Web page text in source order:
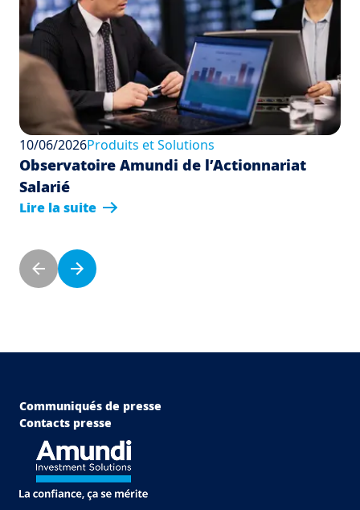
10/06/2026Produits et Solutions
Observatoire Amundi de l’Actionnariat
Salarié
Lire la suite
Pagination
Page précédente
Page suivante
Menu Footer Top
Communiqués de presse
Contacts presse